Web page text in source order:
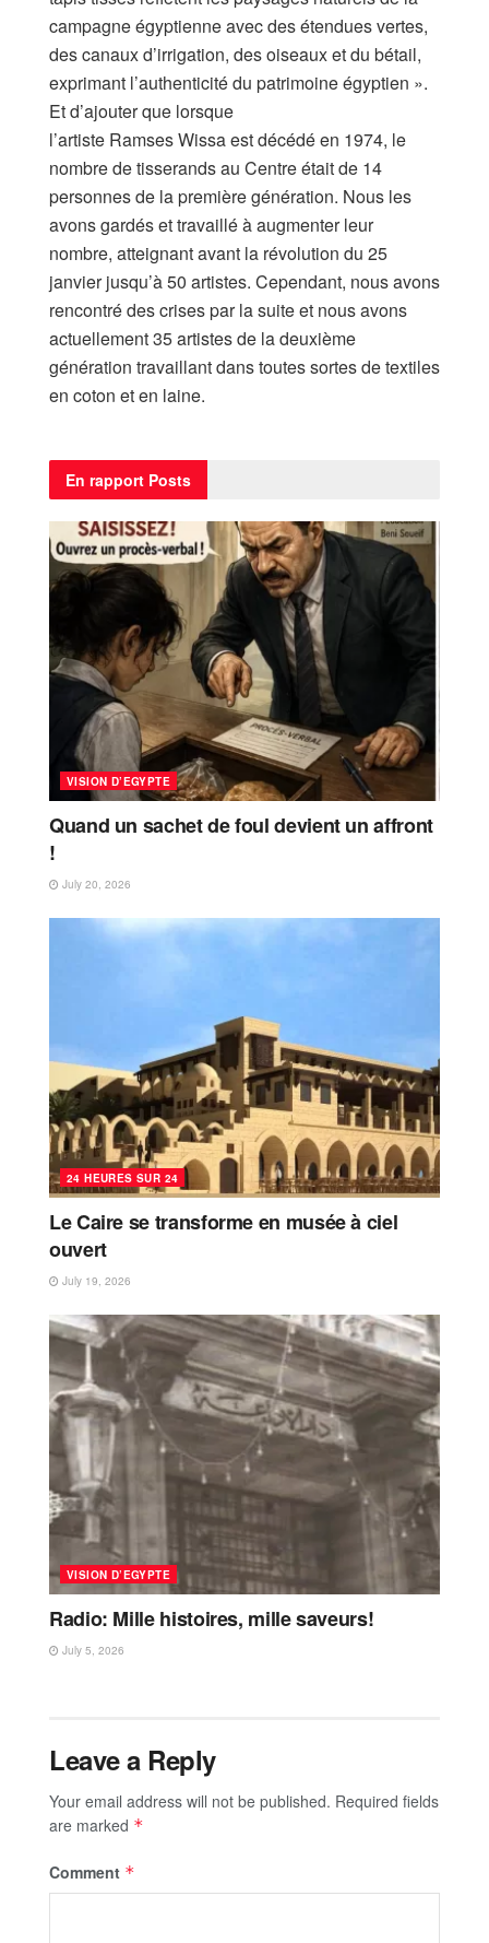
campagne égyptienne avec des étendues vertes,
des canaux d’irrigation, des oiseaux et du bétail,
exprimant l’authenticité du patrimoine égyptien ».
Et d’ajouter que lorsque
l’artiste Ramses Wissa est décédé en 1974, le
nombre de tisserands au Centre était de 14
personnes de la première génération. Nous les
avons gardés et travaillé à augmenter leur
nombre, atteignant avant la révolution du 25
janvier jusqu’à 50 artistes. Cependant, nous avons
rencontré des crises par la suite et nous avons
actuellement 35 artistes de la deuxième
génération travaillant dans toutes sortes de textiles
en coton et en laine.
En rapport Posts
VISION D’EGYPTE
Quand un sachet de foul devient un affront
!
July 20, 2026
24 HEURES SUR 24
Le Caire se transforme en musée à ciel
ouvert
July 19, 2026
VISION D’EGYPTE
Radio: Mille histoires, mille saveurs!
July 5, 2026
Leave a Reply
Your email address will not be published. Required fields
are marked *
Comment *